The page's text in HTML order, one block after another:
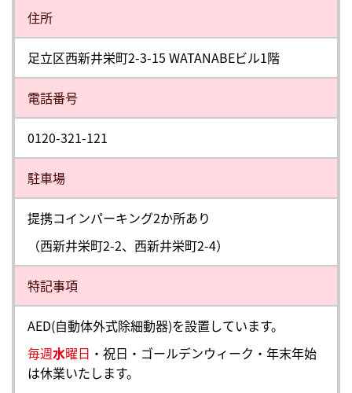
住所
足立区西新井栄町2-3-15 WATANABEビル1階
電話番号
0120-321-121
駐⾞場
提携コインパーキング2か所あり
（西新井栄町2-2、西新井栄町2-4）
特記事項
AED(自動体外式除細動器)を設置しています。
毎週水曜日 ・祝日・ゴールデンウィーク・年末年始
は休業いたします。